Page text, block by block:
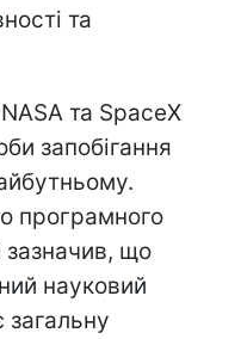
та
та SpaceX
запобігання
програмного
зазначив, що
науковий
загальну